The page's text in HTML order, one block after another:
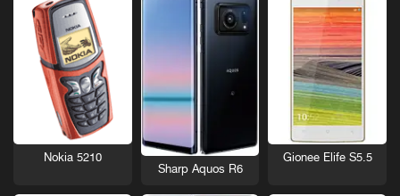
Gionee Elife S5.5
Sharp Aquos R6
Nokia 5210